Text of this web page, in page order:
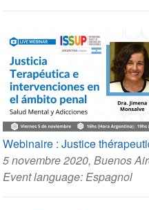
Webinaire : Justice
5 novembre 2020, Buenos
Event language:Espagnol